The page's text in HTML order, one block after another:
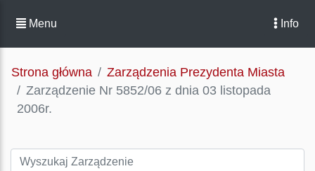
Menu Info
Strona główna
Zarządzenia Prezydenta Miasta
Zarządzenie Nr 5852/06 z dnia 03 listopada
2006r.